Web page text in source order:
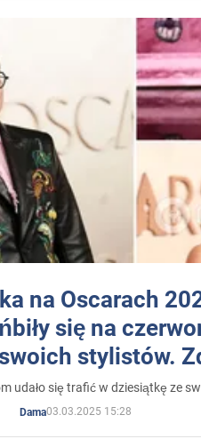
na Oscarach
się na
stylistów.
udało się trafić w dziesiątkę ze
Dama03.03.2025 15:28